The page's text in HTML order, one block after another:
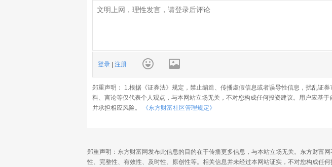
登录 注册
郑重声明： 1.根据《证券法》规定，禁止编造、传播虚假信息或者误导性信息，扰乱证
料、言论等仅代表个人观点，与本网站立场无关，不对您构成任何投资建议。用户应基
并承担相应风险。
《东方财富社区管理规定》
郑重声明：东方财富网发布此信息的目的在于传播更多信息，与本站立场无关。东方财富
性、完整性、有效性、及时性、原创性等。相关信息并未经过本网站证实，不对您构成任何